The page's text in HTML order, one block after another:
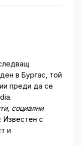
в Бургас, той
преди да се
социални
. Известен с
и